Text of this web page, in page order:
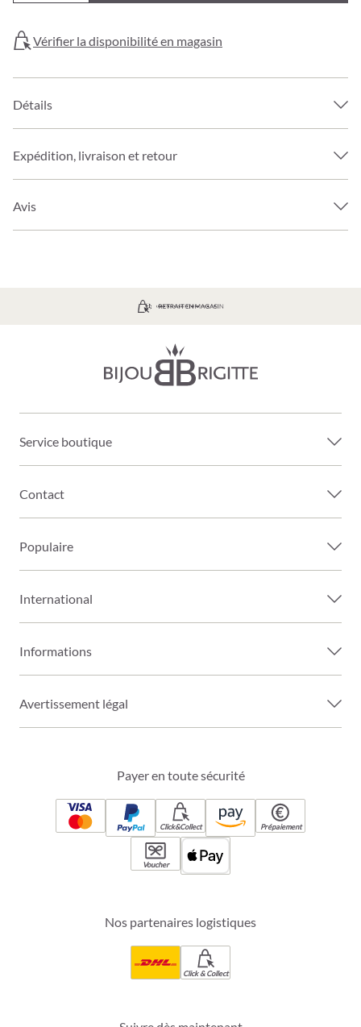
Vérifier la disponibilité en magasin
Détails
Expédition, livraison et retour
Avis
LIVRAISON GRATUITE À PARTIR DE 39€
Service boutique
Contact
Populaire
International
Informations
Avertissement légal
Payer en toute sécurité
Click&Collect Prépaiement
Voucher
Nos partenaires logistiques
Click & Collect